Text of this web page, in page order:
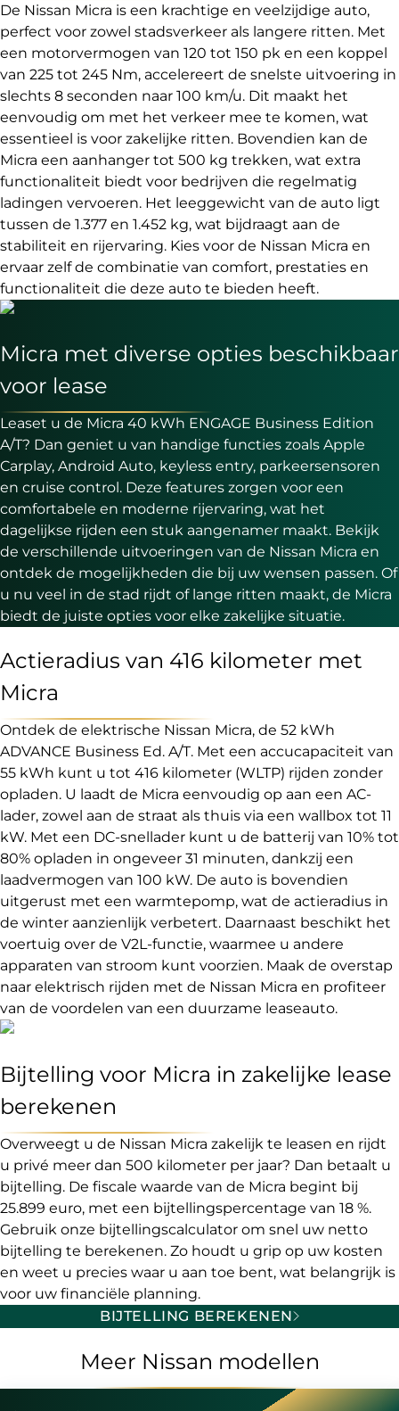
De Nissan Micra is een krachtige en veelzijdige auto,
perfect voor zowel stadsverkeer als langere ritten. Met
een motorvermogen van 120 tot 150 pk en een koppel
van 225 tot 245 Nm, accelereert de snelste uitvoering in
slechts 8 seconden naar 100 km/u. Dit maakt het
eenvoudig om met het verkeer mee te komen, wat
essentieel is voor zakelijke ritten. Bovendien kan de
Micra een aanhanger tot 500 kg trekken, wat extra
functionaliteit biedt voor bedrijven die regelmatig
ladingen vervoeren. Het leeggewicht van de auto ligt
tussen de 1.377 en 1.452 kg, wat bijdraagt aan de
stabiliteit en rijervaring. Kies voor de Nissan Micra en
ervaar zelf de combinatie van comfort, prestaties en
functionaliteit die deze auto te bieden heeft.
Micra met diverse opties beschikbaar
voor lease
Leaset u de Micra 40 kWh ENGAGE Business Edition
A/T? Dan geniet u van handige functies zoals Apple
Carplay, Android Auto, keyless entry, parkeersensoren
en cruise control. Deze features zorgen voor een
comfortabele en moderne rijervaring, wat het
dagelijkse rijden een stuk aangenamer maakt. Bekijk
de verschillende uitvoeringen van de Nissan Micra en
ontdek de mogelijkheden die bij uw wensen passen. Of
u nu veel in de stad rijdt of lange ritten maakt, de Micra
biedt de juiste opties voor elke zakelijke situatie.
Actieradius van 416 kilometer met
Micra
Ontdek de elektrische Nissan Micra, de 52 kWh
ADVANCE Business Ed. A/T. Met een accucapaciteit van
55 kWh kunt u tot 416 kilometer (WLTP) rijden zonder
opladen. U laadt de Micra eenvoudig op aan een AC-
lader, zowel aan de straat als thuis via een wallbox tot 11
kW. Met een DC-snellader kunt u de batterij van 10% tot
80% opladen in ongeveer 31 minuten, dankzij een
laadvermogen van 100 kW. De auto is bovendien
uitgerust met een warmtepomp, wat de actieradius in
de winter aanzienlijk verbetert. Daarnaast beschikt het
voertuig over de V2L-functie, waarmee u andere
apparaten van stroom kunt voorzien. Maak de overstap
naar elektrisch rijden met de Nissan Micra en profiteer
van de voordelen van een duurzame leaseauto.
Bijtelling voor Micra in zakelijke lease
berekenen
Overweegt u de Nissan Micra zakelijk te leasen en rijdt
u privé meer dan 500 kilometer per jaar? Dan betaalt u
bijtelling. De fiscale waarde van de Micra begint bij
25.899 euro, met een bijtellingspercentage van 18 %.
Gebruik onze bijtellingscalculator om snel uw netto
bijtelling te berekenen. Zo houdt u grip op uw kosten
en weet u precies waar u aan toe bent, wat belangrijk is
voor uw financiële planning.
BIJTELLING BEREKENEN
Meer Nissan modellen